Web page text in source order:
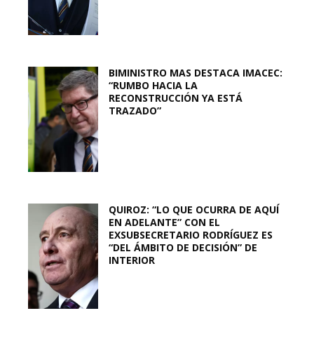
BIMINISTRO MAS DESTACA IMACEC:
“RUMBO HACIA LA
RECONSTRUCCIÓN YA ESTÁ
TRAZADO”
QUIROZ: “LO QUE OCURRA DE AQUÍ
EN ADELANTE” CON EL
EXSUBSECRETARIO RODRÍGUEZ ES
“DEL ÁMBITO DE DECISIÓN” DE
INTERIOR